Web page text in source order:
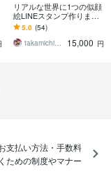
リアルな世界に1つの似顔
絵LINEスタンプ作ります
記念日・プレゼントに！
有名人とと同じテイスト
のオリジナル！
5.0 (54)
takamichi_art
15,000 円
支払い方法・手数料
ための制度やマナー